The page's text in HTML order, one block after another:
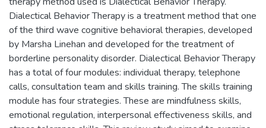
Dialectical Behavior Therapy is a treatment method that one
of the third wave cognitive behavioral therapies, developed
by Marsha Linehan and developed for the treatment of
borderline personality disorder. Dialectical Behavior Therapy
has a total of four modules: individual therapy, telephone
calls, consultation team and skills training. The skills training
module has four strategies. These are mindfulness skills,
emotional regulation, interpersonal effectiveness skills, and